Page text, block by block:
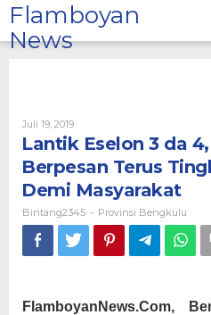
Lewati
ke
konten
Flamboyan
News
Juli 19, 2019Oleh
Bintang2345
Lantik Eselon 3 da
Berpesan Terus
Demi Masyarakat
Bintang2345 - Provinsi Bengkulu
FlamboyanNews.Com,